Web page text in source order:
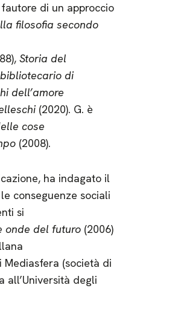
di un approccio
filosofia secondo
Storia del
di
dell’amore
(2020). G. è
cose
(2008).
ha indagato il
conseguenze sociali
si
onde del futuro(2006)
(società di
all’Università degli